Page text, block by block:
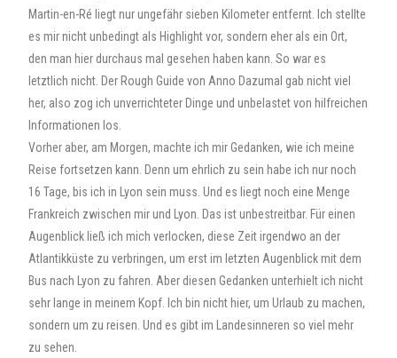
Martin-en-Ré liegt nur ungefähr sieben Kilometer entfernt. Ich stellte
es mir nicht unbedingt als Highlight vor, sondern eher als ein Ort,
den man hier durchaus mal gesehen haben kann. So war es
letztlich nicht. Der Rough Guide von Anno Dazumal gab nicht viel
her, also zog ich unverrichteter Dinge und unbelastet von hilfreichen
Informationen los.
Vorher aber, am Morgen, machte ich mir Gedanken, wie ich meine
Reise fortsetzen kann. Denn um ehrlich zu sein habe ich nur noch
16 Tage, bis ich in Lyon sein muss. Und es liegt noch eine Menge
Frankreich zwischen mir und Lyon. Das ist unbestreitbar. Für einen
Augenblick ließ ich mich verlocken, diese Zeit irgendwo an der
Atlantikküste zu verbringen, um erst im letzten Augenblick mit dem
Bus nach Lyon zu fahren. Aber diesen Gedanken unterhielt ich nicht
sehr lange in meinem Kopf. Ich bin nicht hier, um Urlaub zu machen,
sondern um zu reisen. Und es gibt im Landesinneren so viel mehr
zu sehen.